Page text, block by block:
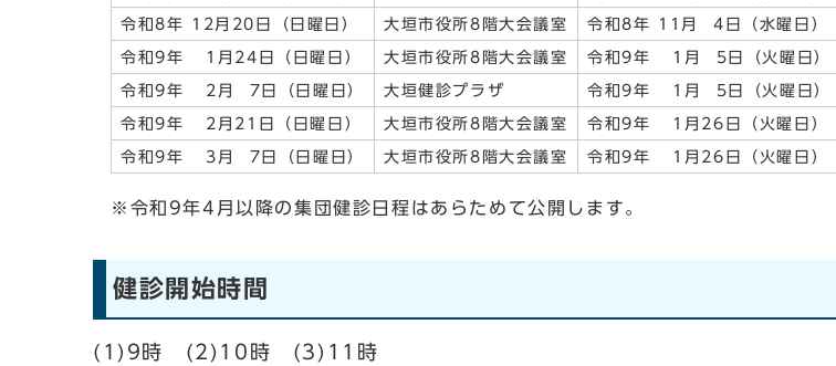
令和8年 12月20日（日曜日） 大垣市役所8階大会議室 令和8年 11月 4日（水曜日）
令和9年 1月24日（日曜日） 大垣市役所8階大会議室 令和9年 1月 5日（火曜日）
令和9年 2月 7日（日曜日） 大垣健診プラザ 令和9年 1月 5日（火曜日）
令和9年 2月21日（日曜日） 大垣市役所8階大会議室 令和9年 1月26日（火曜日）
令和9年 3月 7日（日曜日） 大垣市役所8階大会議室 令和9年 1月26日（火曜日）
※令和9年4月以降の集団健診日程はあらためて公開します。
健診開始時間
(1)9時 (2)10時 (3)11時